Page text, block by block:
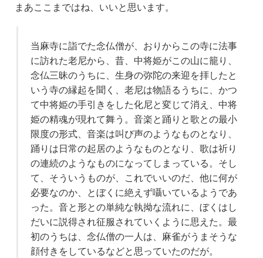
まあここまではね、いいと思います。
当麻寺に詣でた念仏僧が、おりからこの寺に法事
に訪れた老尼から、昔、中将姫がこの山に籠り、
念仏三昧のうちに、生身の弥陀の来迎を拝したと
いう寺の縁起を聞く、老尼は物語るうちに、かつ
て中将姫の手引きをした化尼と変じて消え、中将
姫の精魂が現れて舞う。音楽と踊りと歌との最小
限度の形式、音楽は叫び声のようなものとなり、
踊りは日常の起居のようなものとなり、歌は祈り
の連続のようなものになってしまっている。そし
て、そういうものが、これでいいのだ、他に何が
必要なのか、とぼくに絶えず囁いているようであ
った。音と形との単純な執拗な流れに、ぼくはし
だいに説得され征服されていくように思えた。最
初のうちは、念仏僧の一人は、麻雀がうまそうな
顔付きをしているなどと思っていたのだが。